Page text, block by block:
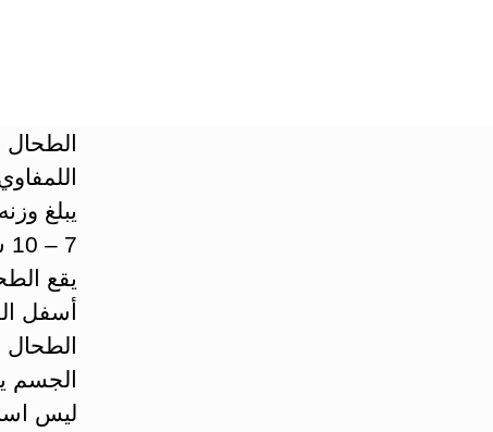
7 – 10 سم.
يقع
أسفل
ليس